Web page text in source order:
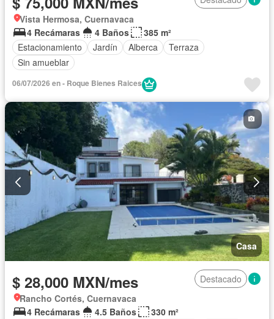
Vista Hermosa, Cuernavaca
4 Recámaras
4 Baños
385 m²
Estacionamiento
Jardín Alberca
Terraza
Sin amueblar
06/07/2026 en - Roque Bienes Raices
Casa
$ 28,000 MXN/mes
Destacado
Rancho Cortés, Cuernavaca
4 Recámaras
4.5 Baños
330 m²